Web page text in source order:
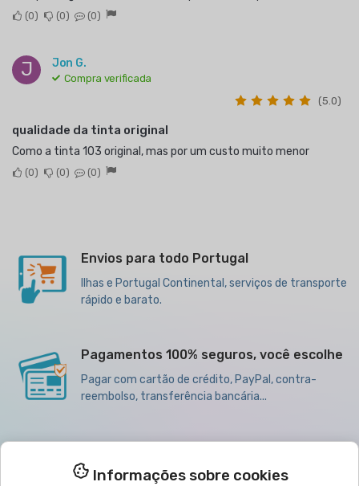
0 0 0
J Jon G.
Compra verificada
(5.0)
qualidade da tinta original
Como a tinta 103 original, mas por um custo muito menor
0 0 0
Envios para todo Portugal
Ilhas e Portugal Continental, serviços de transporte
rápido e barato.
Pagamentos 100% seguros, você escolhe
Pagar com cartão de crédito, PayPal, contra-
reembolso, transferência bancária...
Descontos por Volume de Compra,
Informações sobre cookies